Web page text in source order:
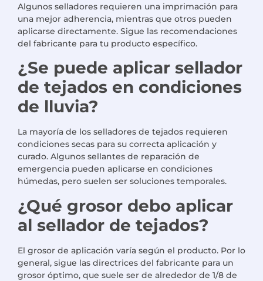
Algunos selladores requieren una imprimación para
una mejor adherencia, mientras que otros pueden
aplicarse directamente. Sigue las recomendaciones
del fabricante para tu producto específico.
¿Se puede aplicar sellador
de tejados en condiciones
de lluvia?
La mayoría de los selladores de tejados requieren
condiciones secas para su correcta aplicación y
curado. Algunos sellantes de reparación de
emergencia pueden aplicarse en condiciones
húmedas, pero suelen ser soluciones temporales.
¿Qué grosor debo aplicar
al sellador de tejados?
El grosor de aplicación varía según el producto. Por lo
general, sigue las directrices del fabricante para un
grosor óptimo, que suele ser de alrededor de 1/8 de